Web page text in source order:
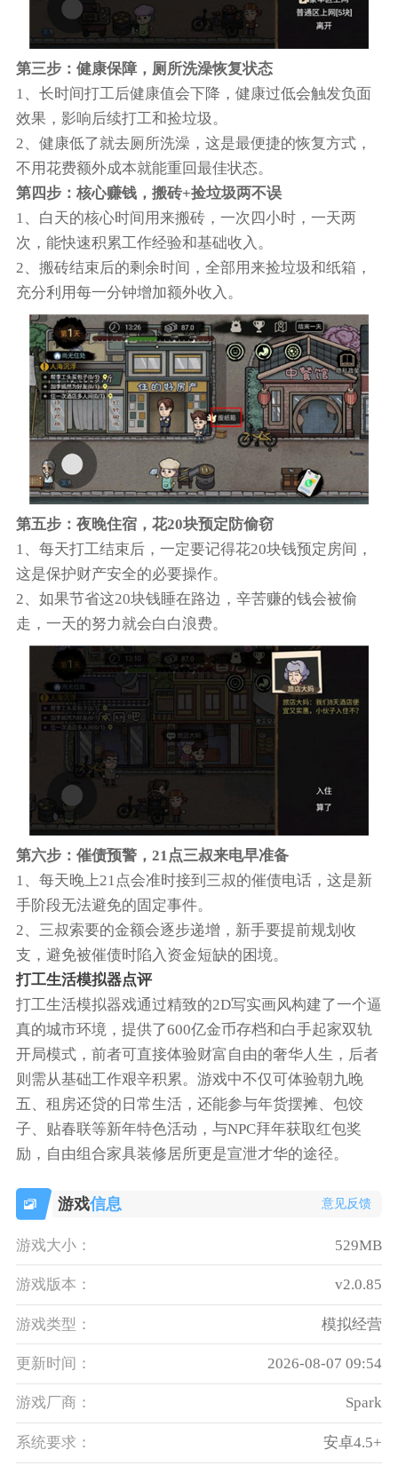
第三步：健康保障，厕所洗澡恢复状态
1、长时间打工后健康值会下降，健康过低会触发负面
效果，影响后续打工和捡垃圾。
2、健康低了就去厕所洗澡，这是最便捷的恢复方式，
不用花费额外成本就能重回最佳状态。
第四步：核心赚钱，搬砖+捡垃圾两不误
1、白天的核心时间用来搬砖，一次四小时，一天两
次，能快速积累工作经验和基础收入。
2、搬砖结束后的剩余时间，全部用来捡垃圾和纸箱，
充分利用每一分钟增加额外收入。
第五步：夜晚住宿，花20块预定防偷窃
1、每天打工结束后，一定要记得花20块钱预定房间，
这是保护财产安全的必要操作。
2、如果节省这20块钱睡在路边，辛苦赚的钱会被偷
走，一天的努力就会白白浪费。
第六步：催债预警，21点三叔来电早准备
1、每天晚上21点会准时接到三叔的催债电话，这是新
手阶段无法避免的固定事件。
2、三叔索要的金额会逐步递增，新手要提前规划收
支，避免被催债时陷入资金短缺的困境。
打工生活模拟器点评
打工生活模拟器戏通过精致的2D写实画风构建了一个逼
真的城市环境，提供了600亿金币存档和白手起家双轨
开局模式，前者可直接体验财富自由的奢华人生，后者
则需从基础工作艰辛积累。游戏中不仅可体验朝九晚
五、租房还贷的日常生活，还能参与年货摆摊、包饺
子、贴春联等新年特色活动，与NPC拜年获取红包奖
励，自由组合家具装修居所更是宣泄才华的途径。
游戏信息 意见反馈
游戏大小： 529MB
游戏版本： v2.0.85
游戏类型： 模拟经营
更新时间： 2026-08-07 09:54
游戏厂商： Spark
系统要求： 安卓4.5+